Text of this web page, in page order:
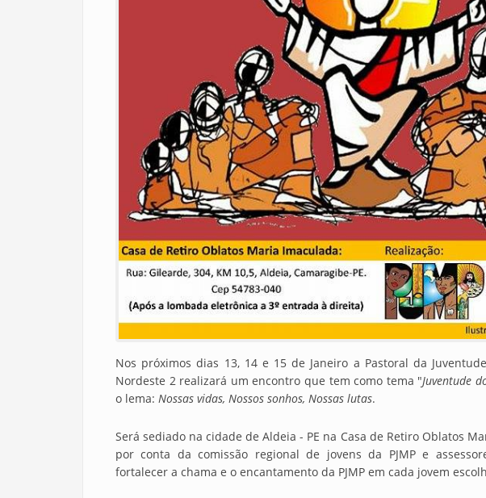
Nos próximos dias 13, 14 e 15 de Janeiro a Pastoral da
Nordeste 2 realizará um encontro que tem como tema "Juventude
o lema: Nossas vidas, Nossos sonhos, Nossas lutas.
Será sediado na cidade de Aldeia - PE na Casa de Retiro Oblatos
por conta da comissão regional de jovens da PJMP e
fortalecer a chama e o encantamento da PJMP em cada jovem